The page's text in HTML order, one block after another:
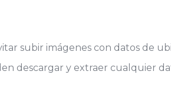
subir imágenes con datos de
descargar y extraer cualquier